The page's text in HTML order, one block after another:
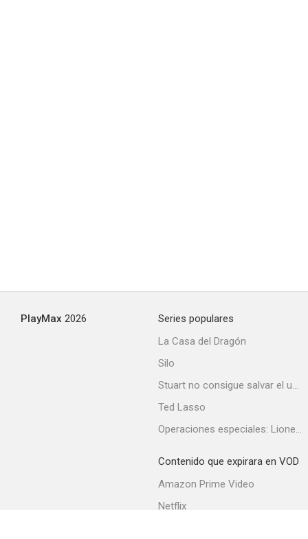
PlayMax 2026
Series populares
La Casa del Dragón
Silo
Stuart no consigue salvar el universo
Ted Lasso
Operaciones especiales: Lioness
Contenido que expirara en VOD
Amazon Prime Video
Netflix